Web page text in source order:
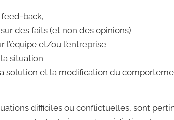
feed-back,
des faits (et non des opinions)
et/ou l’entreprise
situation
solution et la modification du
difficiles ou conflictuelles, sont